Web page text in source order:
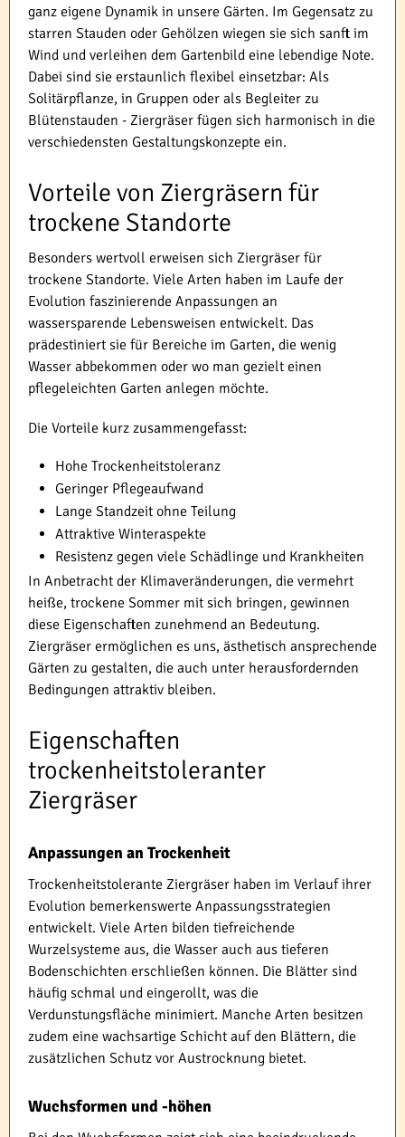
ganz eigene Dynamik in unsere Gärten. Im Gegensatz zu
starren Stauden oder Gehölzen wiegen sie sich sanft im
Wind und verleihen dem Gartenbild eine lebendige Note.
Dabei sind sie erstaunlich flexibel einsetzbar: Als
Solitärpflanze, in Gruppen oder als Begleiter zu
Blütenstauden - Ziergräser fügen sich harmonisch in die
verschiedensten Gestaltungskonzepte ein.
Vorteile von Ziergräsern für
trockene Standorte
Besonders wertvoll erweisen sich Ziergräser für
trockene Standorte. Viele Arten haben im Laufe der
Evolution faszinierende Anpassungen an
wassersparende Lebensweisen entwickelt. Das
prädestiniert sie für Bereiche im Garten, die wenig
Wasser abbekommen oder wo man gezielt einen
pflegeleichten Garten anlegen möchte.
Die Vorteile kurz zusammengefasst:
Hohe Trockenheitstoleranz
Geringer Pflegeaufwand
Lange Standzeit ohne Teilung
Attraktive Winteraspekte
Resistenz gegen viele Schädlinge und Krankheiten
In Anbetracht der Klimaveränderungen, die vermehrt
heiße, trockene Sommer mit sich bringen, gewinnen
diese Eigenschaften zunehmend an Bedeutung.
Ziergräser ermöglichen es uns, ästhetisch ansprechende
Gärten zu gestalten, die auch unter herausfordernden
Bedingungen attraktiv bleiben.
Eigenschaften
trockenheitstoleranter
Ziergräser
Anpassungen an Trockenheit
Trockenheitstolerante Ziergräser haben im Verlauf ihrer
Evolution bemerkenswerte Anpassungsstrategien
entwickelt. Viele Arten bilden tiefreichende
Wurzelsysteme aus, die Wasser auch aus tieferen
Bodenschichten erschließen können. Die Blätter sind
häufig schmal und eingerollt, was die
Verdunstungsfläche minimiert. Manche Arten besitzen
zudem eine wachsartige Schicht auf den Blättern, die
zusätzlichen Schutz vor Austrocknung bietet.
Wuchsformen und -höhen